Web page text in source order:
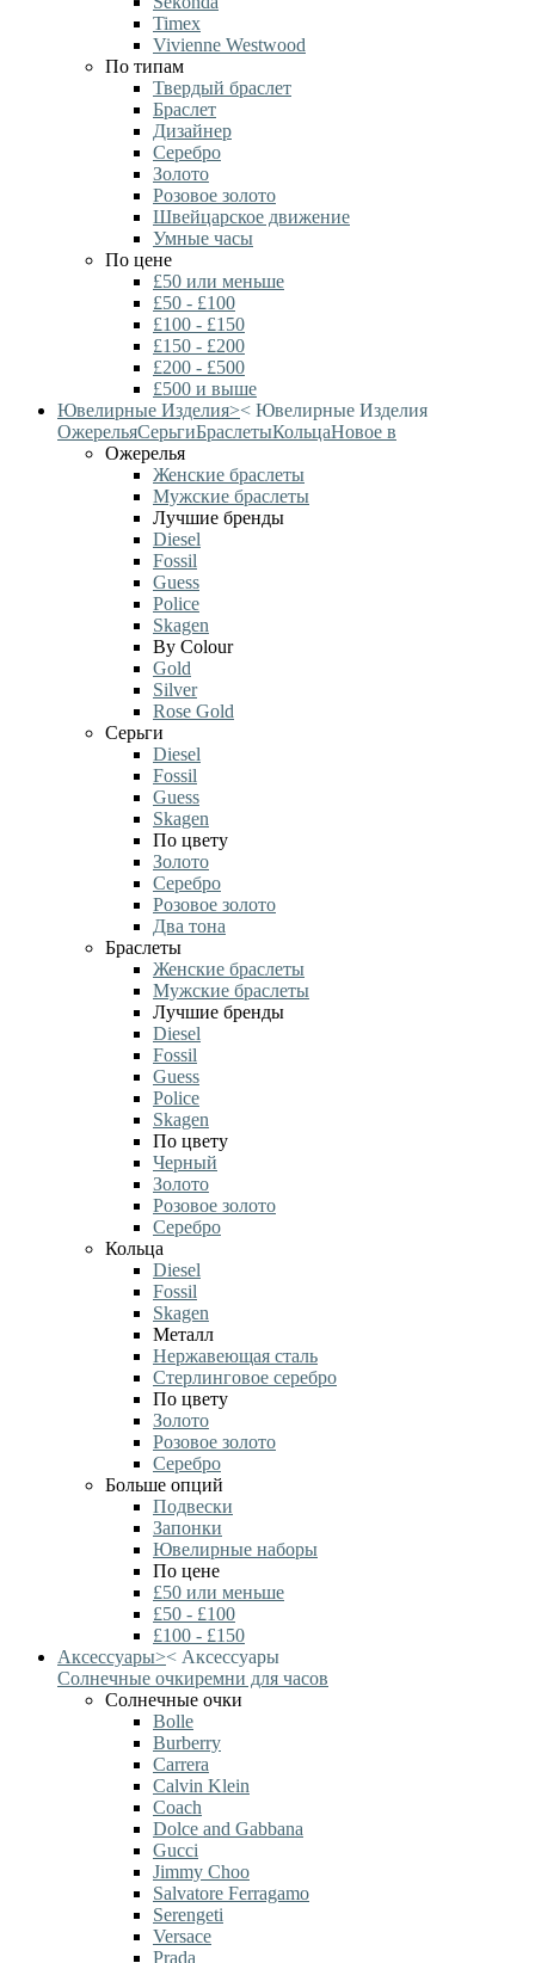
Timex
Vivienne Westwood
По типам
Твердый браслет
Браслет
Дизайнер
Серебро
Золото
Розовое золото
Швейцарское движение
Умные часы
По цене
£50 или меньше
£50 - £100
£100 - £150
£150 - £200
£200 - £500
£500 и выше
Ювелирные Изделия>< Ювелирные Изделия
ОжерельяСерьгиБраслетыКольцаНовое в
Ожерелья
Женские браслеты
Мужские браслеты
Лучшие бренды
Diesel
Fossil
Guess
Police
Skagen
By Colour
Gold
Silver
Rose Gold
Серьги
Diesel
Fossil
Guess
Skagen
По цвету
Золото
Серебро
Розовое золото
Два тона
Браслеты
Женские браслеты
Мужские браслеты
Лучшие бренды
Diesel
Fossil
Guess
Police
Skagen
По цвету
Черный
Золото
Розовое золото
Серебро
Кольца
Diesel
Fossil
Skagen
Металл
Нержавеющая сталь
Стерлинговое серебро
По цвету
Золото
Розовое золото
Серебро
Больше опций
Подвески
Запонки
Ювелирные наборы
По цене
£50 или меньше
£50 - £100
£100 - £150
Аксессуары>< Аксессуары
Солнечные очкиремни для часов
Солнечные очки
Bolle
Burberry
Carrera
Calvin Klein
Coach
Dolce and Gabbana
Gucci
Jimmy Choo
Salvatore Ferragamo
Serengeti
Versace
Prada